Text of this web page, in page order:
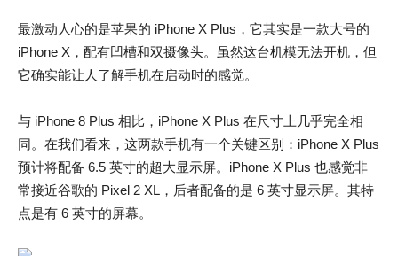
最激动人心的是苹果的 iPhone X Plus，它其实是一款大号的
iPhone X，配有凹槽和双摄像头。虽然这台机模无法开机，但
它确实能让人了解手机在启动时的感觉。
与 iPhone 8 Plus 相比，iPhone X Plus 在尺寸上几乎完全相
同。在我们看来，这两款手机有一个关键区别：iPhone X Plus
预计将配备 6.5 英寸的超大显示屏。iPhone X Plus 也感觉非
常接近谷歌的 Pixel 2 XL，后者配备的是 6 英寸显示屏。其特
点是有 6 英寸的屏幕。